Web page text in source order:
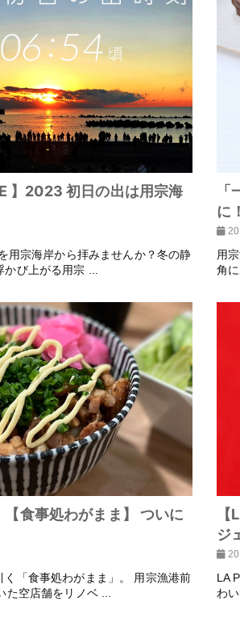
】2023 初日の出は用宗海
用宗海岸から拝みませんか？冬の静
び上がる用宗 ...
に
用
角
食事処わがまま】 ついに
く「食事処わがまま」。 用宗漁港前
空店舗をリノベ ...
ジ
LA
わ